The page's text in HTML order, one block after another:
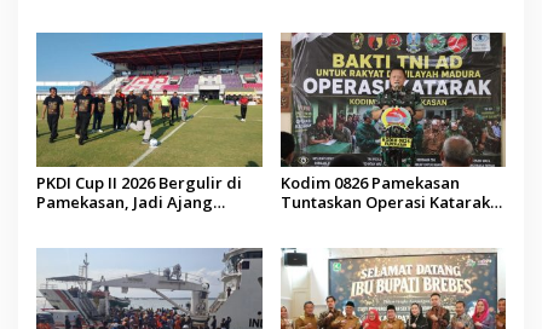
PKDI Cup II 2026 Bergulir di
Pamekasan, Jadi Ajang
Kodim 0826 Pamekasan
Tuntaskan Operasi Katarak